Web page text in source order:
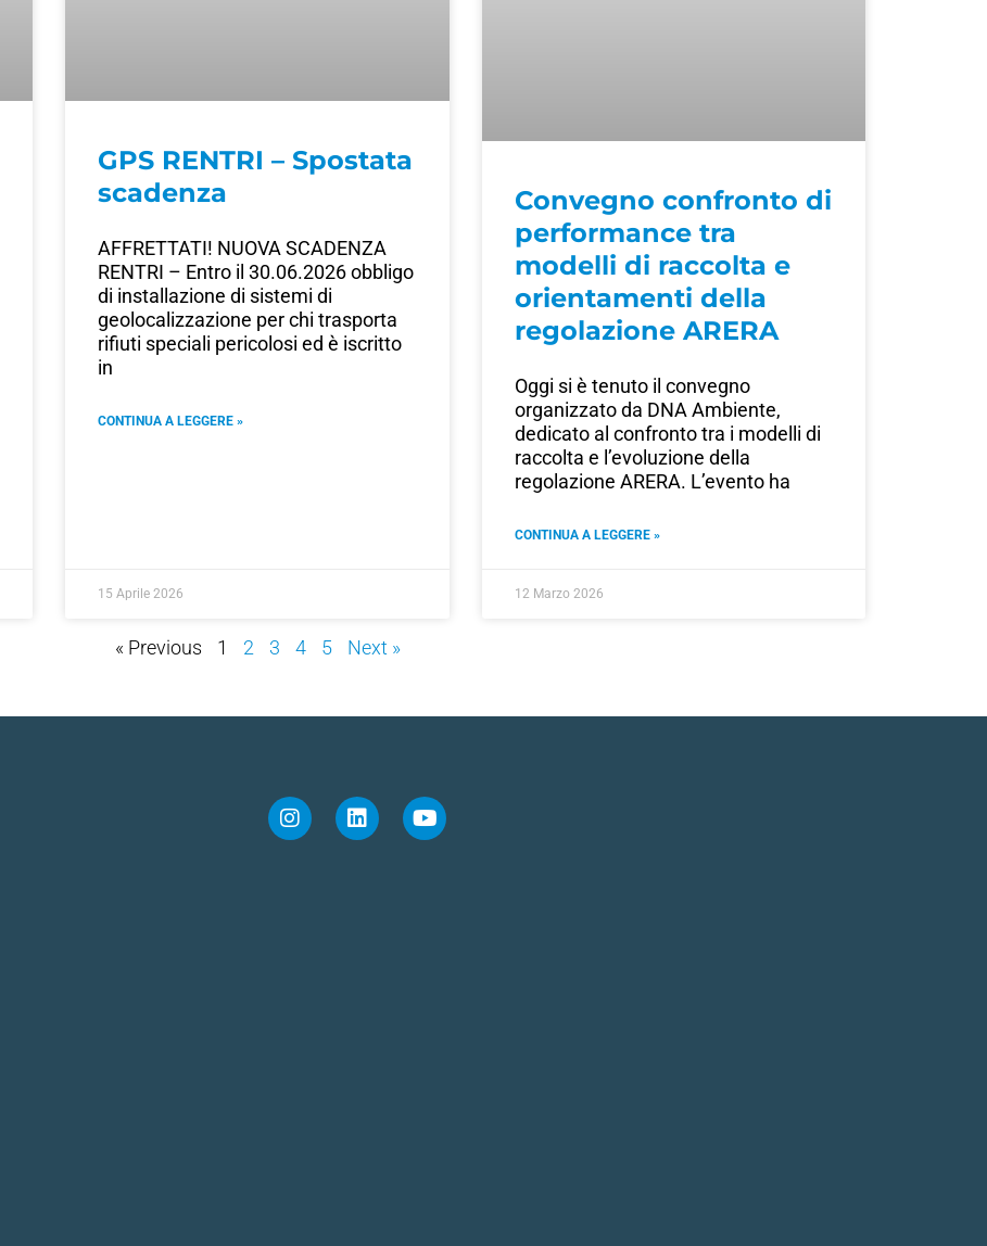
GPS RENTRI – Spostata
scadenza
AFFRETTATI! NUOVA SCADENZA
RENTRI – Entro il 30.06.2026 obbligo
di installazione di sistemi di
geolocalizzazione per chi trasporta
rifiuti speciali pericolosi ed è iscritto
in
CONTINUA A LEGGERE »
15 Aprile 2026
Convegno confronto di
performance tra
modelli di raccolta e
orientamenti della
regolazione ARERA
Oggi si è tenuto il convegno
organizzato da DNA Ambiente,
dedicato al confronto tra i modelli di
raccolta e l’evoluzione della
regolazione ARERA. L’evento ha
CONTINUA A LEGGERE »
12 Marzo 2026
« Previous 1 2 3 4 5 Next »